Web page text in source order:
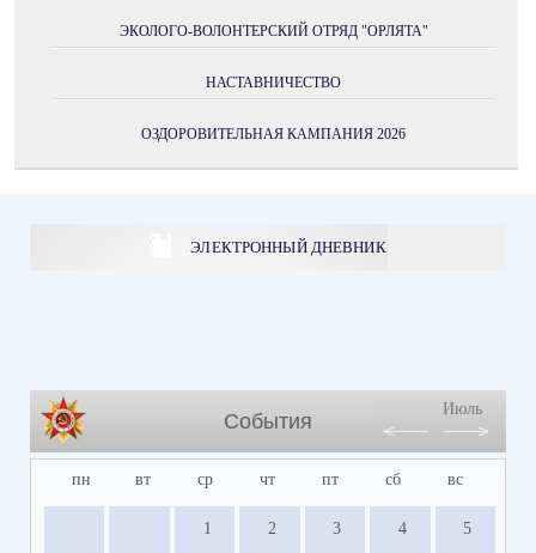
ЭКОЛОГО-ВОЛОНТЕРСКИЙ ОТРЯД "ОРЛЯТА"
НАСТАВНИЧЕСТВО
ОЗДОРОВИТЕЛЬНАЯ КАМПАНИЯ 2026
ЭЛЕКТРОННЫЙ ДНЕВНИК
События
Июль
пн вт ср чт пт сб вс
1 2 3 4 5